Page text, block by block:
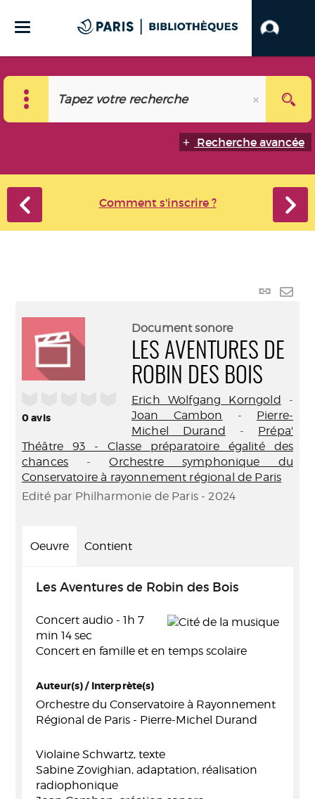
Recherche avancée
Comment s'inscrire ?
Lien
0avis
Document sonore
LES AVENTURES DE
ROBIN DES BOIS
Erich Wolfgang Korngold -
Joan Cambon - Pierre-
Michel Durand - Prépa'
Théâtre 93 - Classe préparatoire égalité des
chances -Orchestre symphonique du
Conservatoire à rayonnement régional de Paris
Edité par Philharmonie de Paris - 2024
Oeuvre Contient
Les Aventures de Robin des Bois
Concert audio - 1h 7
min 14 sec
Concert en famille et en temps scolaire
Auteur(s) / Interprète(s)
Orchestre du Conservatoire à Rayonnement
Régional de Paris - Pierre-Michel Durand
Violaine Schwartz, texte
Sabine Zovighian, adaptation, réalisation
radiophonique